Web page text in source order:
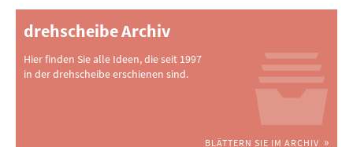
drehscheibe Archiv
Hier finden Sie alle Ideen, die seit 1997
in der drehscheibe erschienen sind.
BLÄTTERN SIE IM ARCHIV